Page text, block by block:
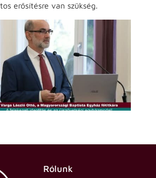
erősítésre van szükség.
Rólunk